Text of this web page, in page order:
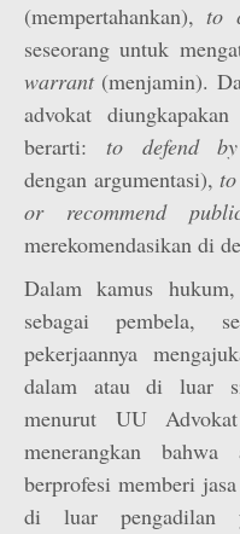
(mempertahankan),to
seseorang untuk
warrant(menjamin).
advokat
berarti: to defend
dengan argumentasi),
or recommend
merekomendasikan di
Dalam kamus
sebagai pembela,
pekerjaannya
dalam atau di luar
menurut UU
menerangkan
berprofesi memberi
di luar pengadilan